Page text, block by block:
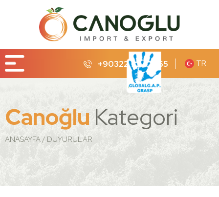
TR
+90322 232 65 65
Canoğlu Kategori
ANASAYFA DUYURULAR